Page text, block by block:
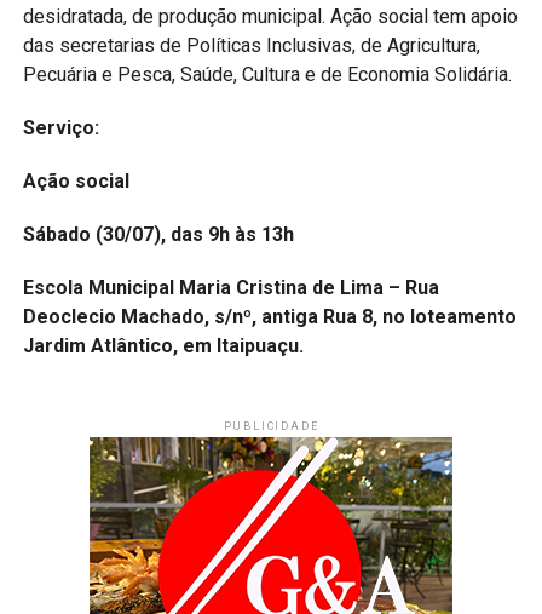
desidratada, de produção municipal. Ação social tem apoio
das secretarias de Políticas Inclusivas, de Agricultura,
Pecuária e Pesca, Saúde, Cultura e de Economia Solidária.
Serviço:
Ação social
Sábado (30/07), das 9h às 13h
Escola Municipal Maria Cristina de Lima – Rua
Deoclecio Machado, s/nº, antiga Rua 8, no loteamento
Jardim Atlântico, em Itaipuaçu.
PUBLICIDADE